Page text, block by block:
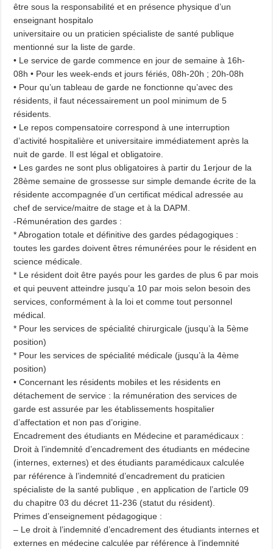
être sous la responsabilité et en présence physique d’un
enseignant hospitalo
universitaire ou un praticien spécialiste de santé publique
mentionné sur la liste de garde.
• Le service de garde commence en jour de semaine à 16h-
08h • Pour les week-ends et jours fériés, 08h-20h ; 20h-08h
• Pour qu’un tableau de garde ne fonctionne qu’avec des
résidents, il faut nécessairement un pool minimum de 5
résidents.
• Le repos compensatoire correspond à une interruption
d’activité hospitalière et universitaire immédiatement après la
nuit de garde. Il est légal et obligatoire.
• Les gardes ne sont plus obligatoires à partir du 1erjour de la
28ème semaine de grossesse sur simple demande écrite de la
résidente accompagnée d’un certificat médical adressée au
chef de service/maitre de stage et à la DAPM.
-Rémunération des gardes :
* Abrogation totale et définitive des gardes pédagogiques :
toutes les gardes doivent êtres rémunérées pour le résident en
science médicale.
* Le résident doit être payés pour les gardes de plus 6 par mois
et qui peuvent atteindre jusqu’a 10 par mois selon besoin des
services, conformément à la loi et comme tout personnel
médical.
* Pour les services de spécialité chirurgicale (jusqu’à la 5ème
position)
* Pour les services de spécialité médicale (jusqu’à la 4ème
position)
• Concernant les résidents mobiles et les résidents en
détachement de service : la rémunération des services de
garde est assurée par les établissements hospitalier
d’affectation et non pas d’origine.
Encadrement des étudiants en Médecine et paramédicaux :
Droit à l’indemnité d’encadrement des étudiants en médecine
(internes, externes) et des étudiants paramédicaux calculée
par référence à l’indemnité d’encadrement du praticien
spécialiste de la santé publique , en application de l’article 09
du chapitre 03 du décret 11-236 (statut du résident).
Primes d’enseignement pédagogique :
– Le droit à l’indemnité d’encadrement des étudiants internes et
externes en médecine calculée par référence à l’indemnité